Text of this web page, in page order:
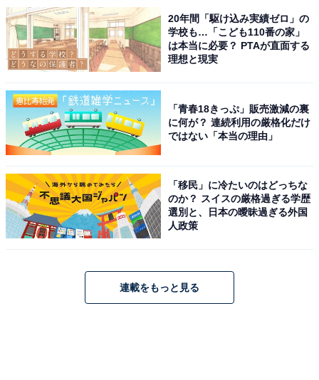
20年間「駆け込み実績ゼロ」の
学校も…「こども110番の家」
は本当に必要？ PTAが直面する
理想と現実
「青春18きっぷ」販売激減の裏
に何が？ 連続利用の厳格化だけ
ではない「本当の理由」
「移民」に冷たいのはどっちな
のか？ スイスの厳格過ぎる学歴
選別と、日本の曖昧過ぎる外国
人政策
連載をもっと見る